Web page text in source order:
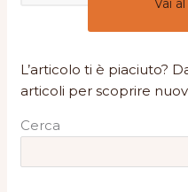
L’articolo ti è piaciuto?
articoli per scoprire
Cerca